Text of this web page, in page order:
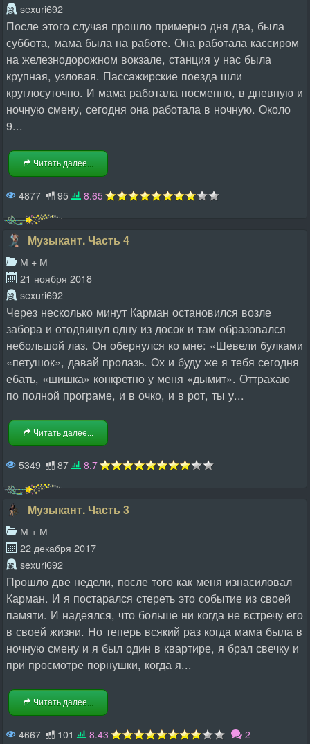
sexuri692
После этого случая прошло примерно дня два, была
суббота, мама была на работе. Она работала кассиром
на железнодорожном вокзале, станция у нас была
крупная, узловая. Пассажирские поезда шли
круглосуточно. И мама работала посменно, в дневную и
ночную смену, сегодня она работала в ночную. Около
9...
Читать далее...
4877 95 8.65
Музыкант. Часть 4
М + М
21 ноября 2018
sexuri692
Через несколько минут Карман остановился возле
забора и отодвинул одну из досок и там образовался
небольшой лаз. Он обернулся ко мне: «Шевели булками
«петушок», давай пролазь. Ох и буду же я тебя сегодня
ебать, «шишка» конкретно у меня «дымит». Оттрахаю
по полной програме, и в очко, и в рот, ты у...
Читать далее...
5349 87 8.7
Музыкант. Часть 3
М + М
22 декабря 2017
sexuri692
Прошло две недели, после того как меня изнасиловал
Карман. И я постарался стереть это событие из своей
памяти. И надеялся, что больше ни когда не встречу его
в своей жизни. Но теперь всякий раз когда мама была в
ночную смену и я был один в квартире, я брал свечку и
при просмотре порнушки, когда я...
Читать далее...
4667 101 8.43 2